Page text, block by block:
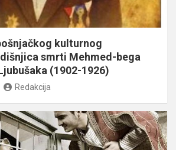
kulturnog
smrti Mehmed-bega
(1902-1926)
Redakcija